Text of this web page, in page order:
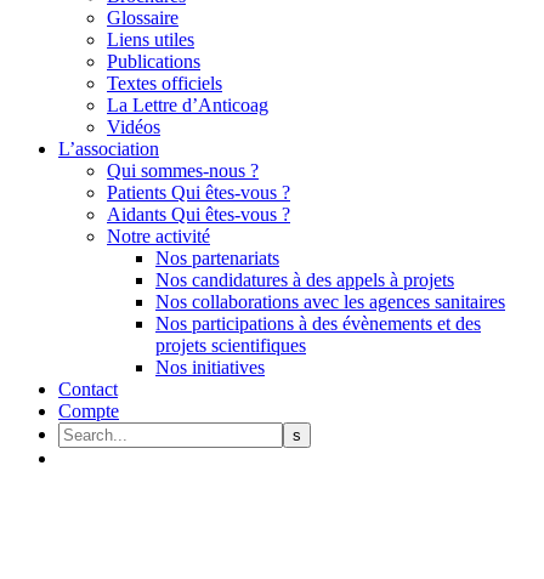
Glossaire
Liens utiles
Publications
Textes officiels
La Lettre d’Anticoag
Vidéos
L’association
Qui sommes-nous ?
Patients Qui êtes-vous ?
Aidants Qui êtes-vous ?
Notre activité
Nos partenariats
Nos candidatures à des appels à projets
Nos collaborations avec les agences sanitaires
Nos participations à des évènements et des
projets scientifiques
Nos initiatives
Contact
Compte